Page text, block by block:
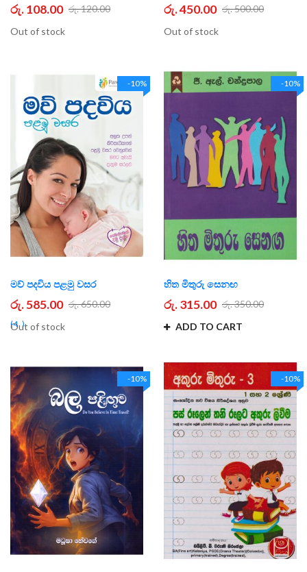
රු. 108.00 රු. 120.00
Out of stock
රු. 450.00 රු. 500.00
Out of stock
-10%
මව් පදවිය පළමු වසර
රු. 585.00 රු. 650.00
4
Out of stock
-10%
හිත මිතුරු සෙනඟ
රු. 315.00 රු. 350.00
ADD TO CART
-10% -10%